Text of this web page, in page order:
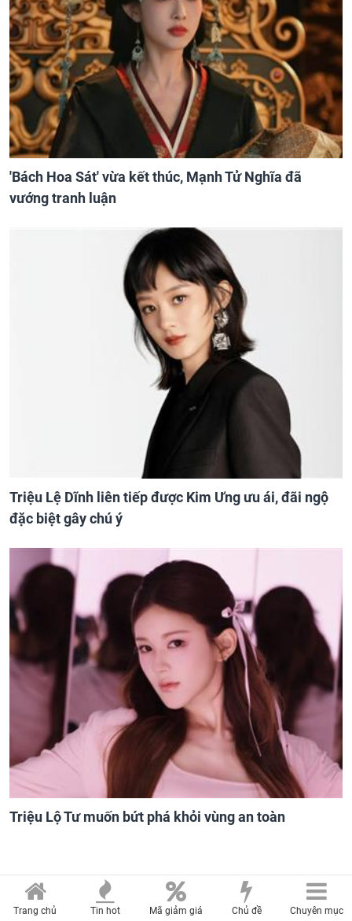
'Bách Hoa Sát' vừa kết thúc, Mạnh Tử Nghĩa đã
vướng tranh luận
Triệu Lệ Dĩnh liên tiếp được Kim Ưng ưu ái, đãi ngộ
đặc biệt gây chú ý
Triệu Lộ Tư muốn bứt phá khỏi vùng an toàn
Trang chủ Tin hot Mã giảm giá Chủ đề Chuyên mục